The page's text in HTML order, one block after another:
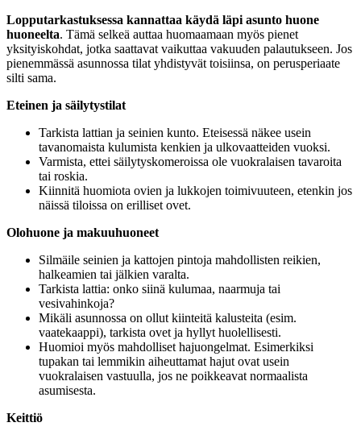
Lopputarkastuksessa kannattaa käydä läpi asunto huone
huoneelta. Tämä selkeä auttaa huomaamaan myös pienet
yksityiskohdat, jotka saattavat vaikuttaa vakuuden palautukseen. Jos
pienemmässä asunnossa tilat yhdistyvät toisiinsa, on perusperiaate
silti sama.
Eteinen ja säilytystilat
Tarkista lattian ja seinien kunto. Eteisessä näkee usein
tavanomaista kulumista kenkien ja ulkovaatteiden vuoksi.
Varmista, ettei säilytyskomeroissa ole vuokralaisen tavaroita
tai roskia.
Kiinnitä huomiota ovien ja lukkojen toimivuuteen, etenkin jos
näissä tiloissa on erilliset ovet.
Olohuone ja makuuhuoneet
Silmäile seinien ja kattojen pintoja mahdollisten reikien,
halkeamien tai jälkien varalta.
Tarkista lattia: onko siinä kulumaa, naarmuja tai
vesivahinkoja?
Mikäli asunnossa on ollut kiinteitä kalusteita (esim.
vaatekaappi), tarkista ovet ja hyllyt huolellisesti.
Huomioi myös mahdolliset hajuongelmat. Esimerkiksi
tupakan tai lemmikin aiheuttamat hajut ovat usein
vuokralaisen vastuulla, jos ne poikkeavat normaalista
asumisesta.
Keittiö